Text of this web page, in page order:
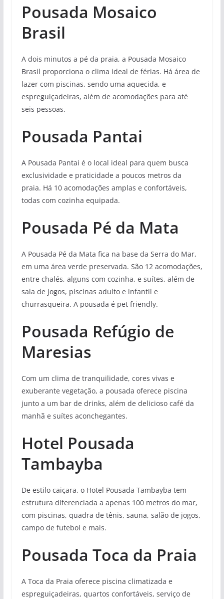
Pousada Mosaico
Brasil
A dois minutos a pé da praia, a Pousada Mosaico
Brasil proporciona o clima ideal de férias. Há área de
lazer com piscinas, sendo uma aquecida, e
espreguiçadeiras, além de acomodações para até
seis pessoas.
Pousada Pantai
A Pousada Pantai é o local ideal para quem busca
exclusividade e praticidade a poucos metros da
praia. Há 10 acomodações amplas e confortáveis,
todas com cozinha equipada.
Pousada Pé da Mata
A Pousada Pé da Mata fica na base da Serra do Mar,
em uma área verde preservada. São 12 acomodações,
entre chalés, alguns com cozinha, e suítes, além de
sala de jogos, piscinas adulto e infantil e
churrasqueira. A pousada é pet friendly.
Pousada Refúgio de
Maresias
Com um clima de tranquilidade, cores vivas e
exuberante vegetação, a pousada oferece piscina
junto a um bar de drinks, além de delicioso café da
manhã e suítes aconchegantes.
Hotel Pousada
Tambayba
De estilo caiçara, o Hotel Pousada Tambayba tem
estrutura diferenciada a apenas 100 metros do mar,
com piscinas, quadra de tênis, sauna, salão de jogos,
campo de futebol e mais.
Pousada Toca da Praia
A Toca da Praia oferece piscina climatizada e
espreguiçadeiras, quartos confortáveis, serviço de